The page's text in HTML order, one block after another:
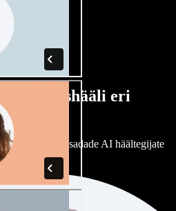
ja naishääli eri
Vali sadade AI häältegijate
neid.